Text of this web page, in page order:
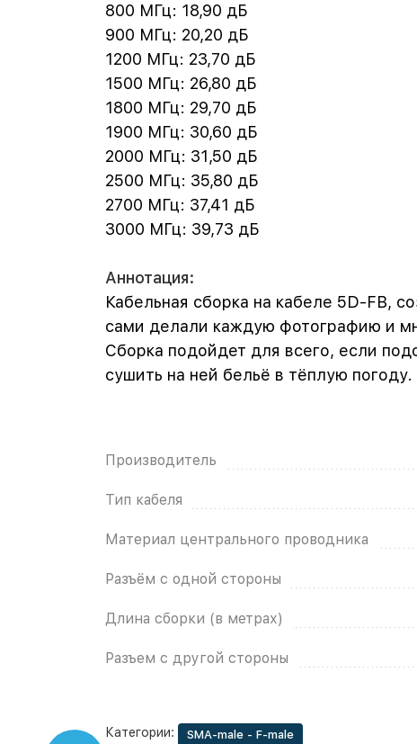
800 МГц: 18,90 дБ
900 МГц: 20,20 дБ
1200 МГц: 23,70 дБ
1500 МГц: 26,80 дБ
1800 МГц: 29,70 дБ
1900 МГц: 30,60 дБ
2000 МГц: 31,50 дБ
2500 МГц: 35,80 дБ
2700 МГц: 37,41 дБ
3000 МГц: 39,73 дБ
Аннотация:
Кабельная сборка на кабеле 5D-FB,
сами делали каждую фотографию и
Сборка подойдет для всего, если
сушить на ней бельё в тёплую погоду.
Производитель
Тип кабеля
Материал центрального проводника
Разъём с одной стороны
Длина сборки (в метрах)
Разъем с другой стороны
Категории: SMA-male - F-male